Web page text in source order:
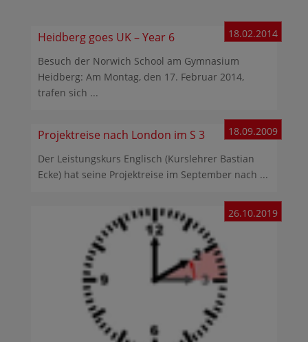
Heidberg goes UK – Year 6 18.02.2014
Besuch der Norwich School am Gymnasium
Heidberg: Am Montag, den 17. Februar 2014,
trafen sich ...
Projektreise nach London im S 3 18.09.2009
Der Leistungskurs Englisch (Kurslehrer Bastian
Ecke) hat seine Projektreise im September nach ...
26.10.2019